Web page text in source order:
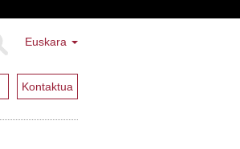
Euskara
Kontaktua